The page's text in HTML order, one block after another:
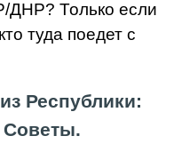
ДНР? Только если
туда поедет с
Республики:
Советы.